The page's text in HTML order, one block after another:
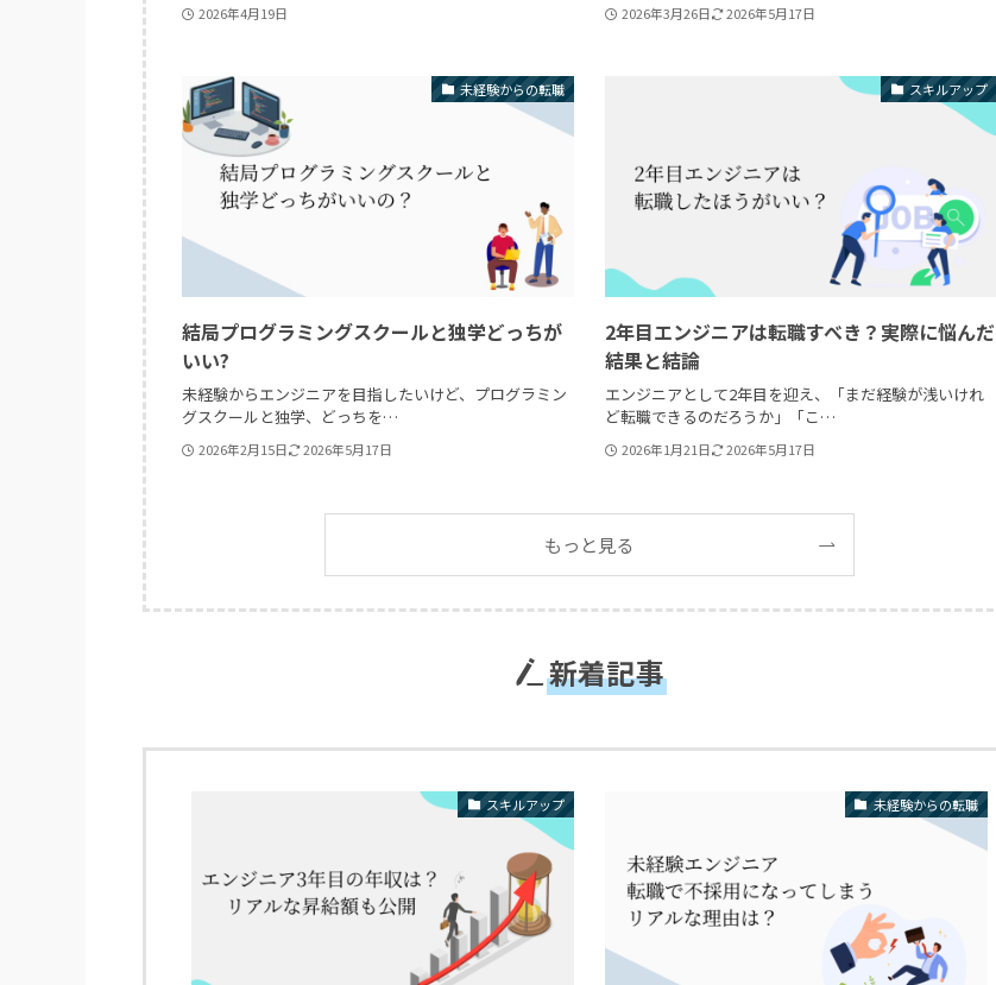
2026年4月19日 2026年3月26日 2026年5月17日
未経験からの転職
結局プログラミングスクールと独学どっちが
いい?
未経験からエンジニアを目指したいけど、プログラミン
グスクールと独学、どっちを…
2026年2月15日 2026年5月17日
スキルアップ
2年目エンジニアは転職すべき？実際に悩んだ
結果と結論
エンジニアとして2年目を迎え、「まだ経験が浅いけれ
ど転職できるのだろうか」「こ…
2026年1月21日 2026年5月17日
もっと見る
新着記事
スキルアップ 未経験からの転職